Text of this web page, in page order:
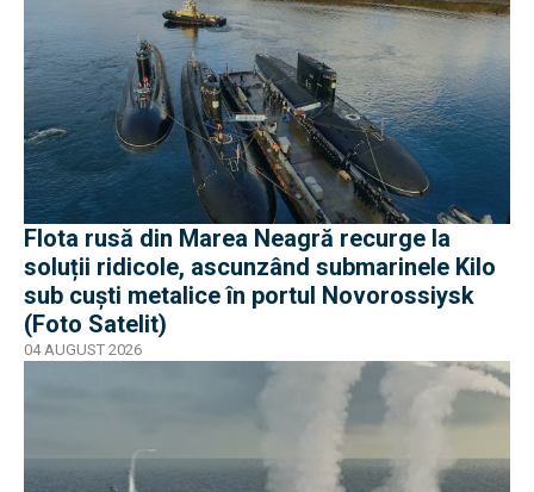
Flota rusă din Marea Neagră recurge la
soluții ridicole, ascunzând submarinele Kilo
sub cuști metalice în portul Novorossiysk
(Foto Satelit)
04 AUGUST 2026